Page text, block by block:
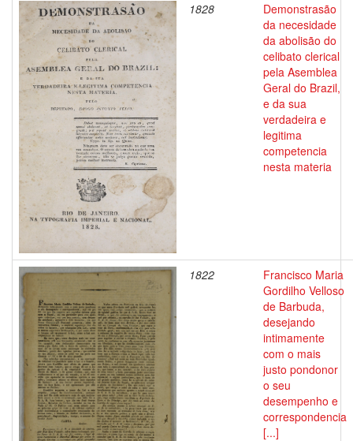
1828
Demonstrasão
da necesidade
da abolisão do
celibato clerical
pela Asemblea
Geral do Brazil,
e da sua
verdadeira e
legitima
competencia
nesta materia
1822
Francisco Maria
Gordilho Velloso
de Barbuda,
desejando
intimamente
com o mais
justo pondonor
o seu
desempenho e
correspondencia
[...]